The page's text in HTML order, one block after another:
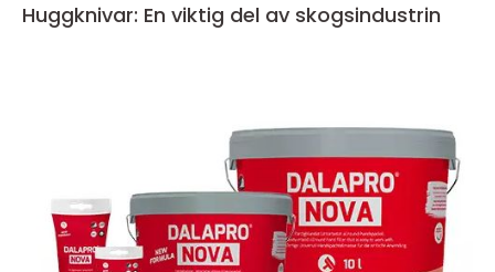
Huggknivar: En viktig del av skogsindustrin